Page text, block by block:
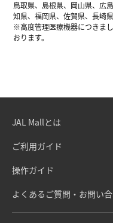
鳥取県、島根県、岡山県、広
知県、福岡県、佐賀県、長崎
※高度管理医療機器につきま
おります。
JAL Mallとは
ご利用ガイド
操作ガイド
よくあるご質問・お問い